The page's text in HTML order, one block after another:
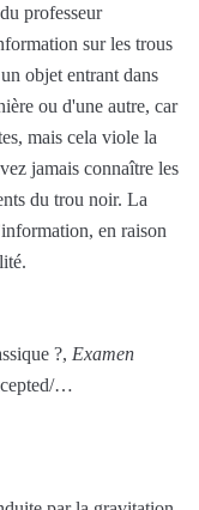
professeur
sur les trous
objet entrant dans
ou d'une autre, car
mais cela viole la
jamais connaître les
du trou noir. La
en raison
?, Examen
…